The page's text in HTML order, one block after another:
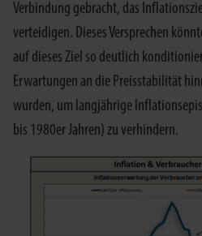
Verbindung gebracht, das
verteidigen. Dieses Versprechen
auf dieses Ziel so deutlich
Erwartungen an die Preisstabilität
wurden, um langjährige
bis 1980er Jahren) zu verhindern.